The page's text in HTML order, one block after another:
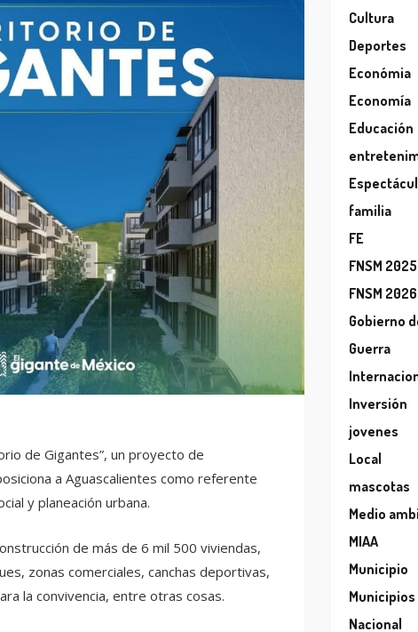
de Gigantes”, un proyecto de
a Aguascalientes como referente
y planeación urbana.
de más de 6 mil 500 viviendas,
zonas comerciales, canchas deportivas,
la convivencia, entre otras cosas.
Cultura
Deportes
Económia
Economía
Educación
familia
FE
FNSM 2025
FNSM 2026
Gobierno
Guerra
Inversión
jovenes
Local
mascotas
Medio
MIAA
Municipio
Municipios
Nacional